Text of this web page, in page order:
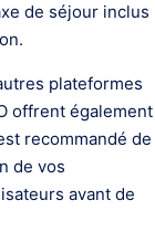
de séjour inclus
plateformes
offrent également
recommandé de
de vos
avant de